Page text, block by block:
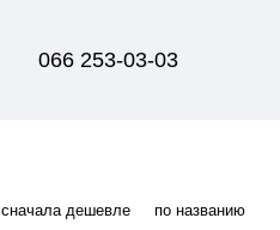
066 253-03-03
сначала дешевле по названию